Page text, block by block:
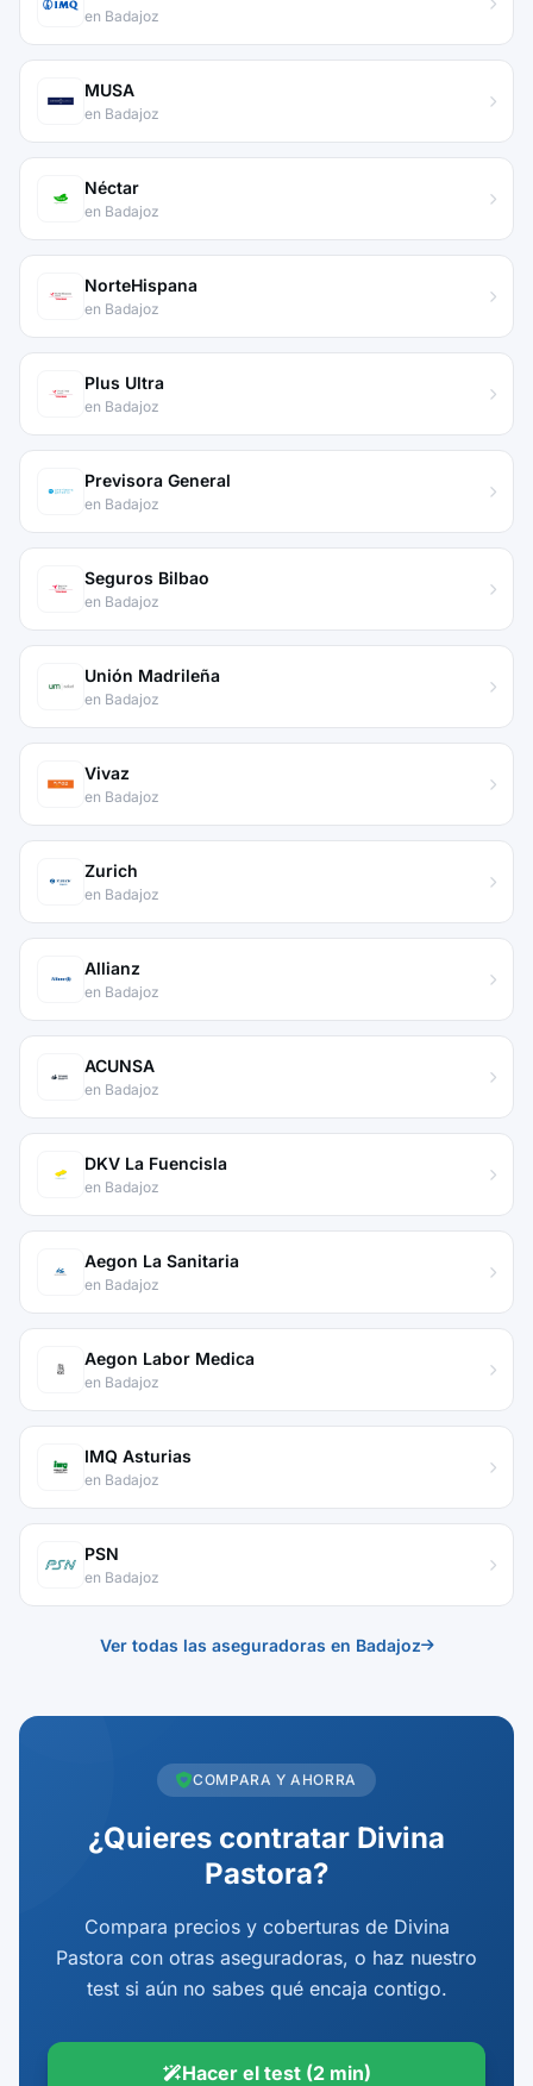
en Badajoz
MUSA
en Badajoz
Néctar
en Badajoz
NorteHispana
en Badajoz
Plus Ultra
en Badajoz
Previsora General
en Badajoz
Seguros Bilbao
en Badajoz
Unión Madrileña
en Badajoz
Vivaz
en Badajoz
Zurich
en Badajoz
Allianz
en Badajoz
ACUNSA
en Badajoz
DKV La Fuencisla
en Badajoz
Aegon La Sanitaria
en Badajoz
Aegon Labor Medica
en Badajoz
IMQ Asturias
en Badajoz
PSN
en Badajoz
Ver todas las aseguradoras en Badajoz
COMPARA Y AHORRA
¿Quieres contratar Divina
Pastora?
Compara precios y coberturas de Divina
Pastora con otras aseguradoras, o haz nuestro
test si aún no sabes qué encaja contigo.
Hacer el test (2 min)